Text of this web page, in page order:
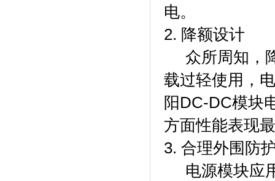
电。
2. 降额设计
众所周知，
载过轻使用，
阳DC-DC模块
方面性能表现
3. 合理外围防
电源模块应